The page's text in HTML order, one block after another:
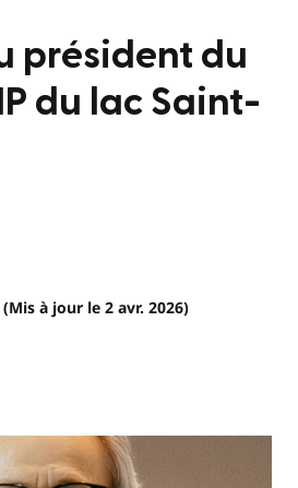
président du
du lac Saint-
à jour le 2 avr. 2026)